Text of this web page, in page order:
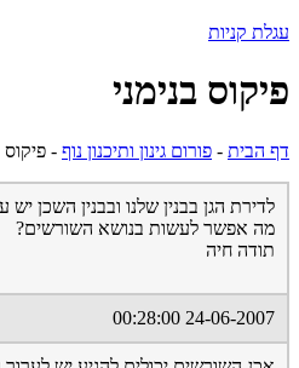
עגלת קניות
פיקוס בנימני
דף הבית - פורום גינון ותיכנון נוף - פיקוס
לדירת הגן בבנין שלנו ובבנין השכן יש עצי פיקוס בנימני שמגיעים בערך לגובה של
מה אפשר לעשות בנושא השורשים?
תודה חיה
24-06-2007 00:28:00